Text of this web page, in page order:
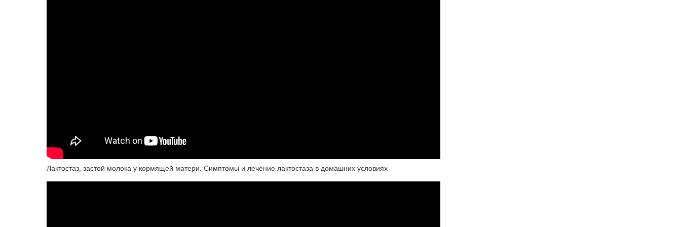
Лактостаз, застой молока у кормящей матери. Симптомы и лечение лактостаза в домашних условиях